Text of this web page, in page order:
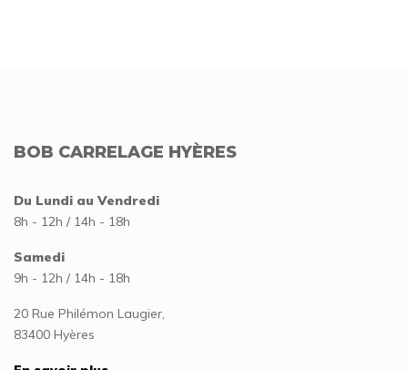
BOB CARRELAGE HYÈRES
Du Lundi au Vendredi
8h - 12h / 14h - 18h
Samedi
9h - 12h / 14h - 18h
20 Rue Philémon Laugier,
83400 Hyères